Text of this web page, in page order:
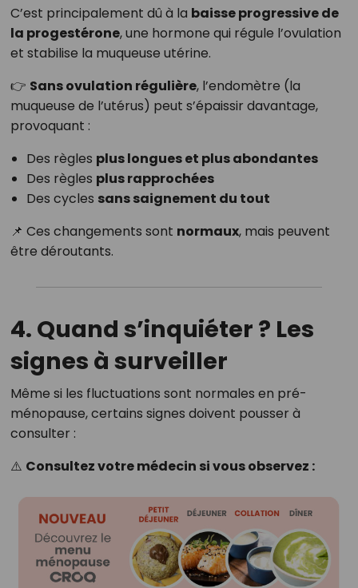
C’est principalement dû à la baisse progressive de
la progestérone, une hormone qui régule l’ovulation
et stabilise la muqueuse utérine.
👉 Sans ovulation régulière, l’endomètre (la
muqueuse de l’utérus) peut s’épaissir davantage,
provoquant :
Des règles plus longues et plus abondantes
Des règles plus rapprochées
Des cycles sans saignement du tout
📌 Ces changements sont normaux, mais peuvent
être déroutants.
4. Quand s’inquiéter ? Les
signes à surveiller
Même si les fluctuations sont normales en pré-
ménopause, certains signes doivent pousser à
consulter :
⚠️ Consultez votre médecin si vous observez :